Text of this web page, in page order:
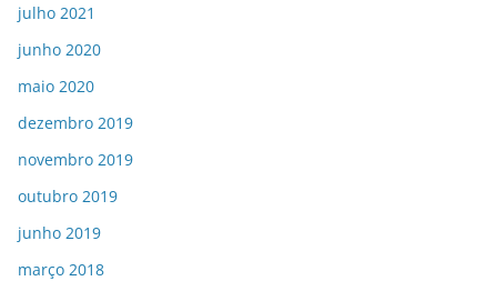
julho 2021
junho 2020
maio 2020
dezembro 2019
novembro 2019
outubro 2019
junho 2019
março 2018